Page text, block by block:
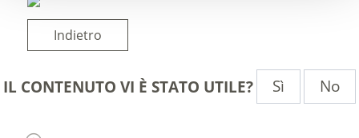
Indietro
IL CONTENUTO VI È STATO UTILE? Sì No